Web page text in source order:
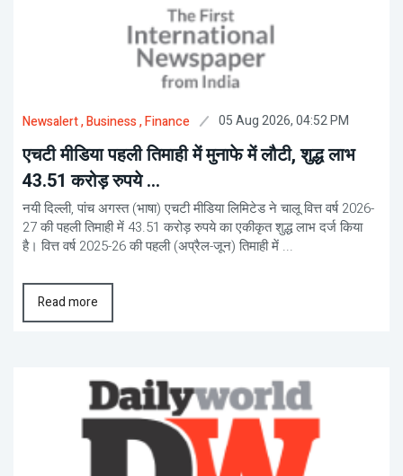
Newsalert, Business, Finance 05 Aug 2026, 04:52 PM
एचटी मीडिया पहली तिमाही में मुनाफे में लौटी, शुद्ध लाभ
43.51 करोड़ रुपये ...
नयी दिल्ली, पांच अगस्त (भाषा) एचटी मीडिया लिमिटेड ने चालू वित्त वर्ष 2026-
27 की पहली तिमाही में 43.51 करोड़ रुपये का एकीकृत शुद्ध लाभ दर्ज किया
है। वित्त वर्ष 2025-26 की पहली (अप्रैल-जून) तिमाही में ...
Read more